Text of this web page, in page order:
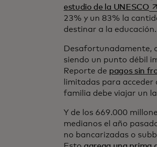
estudio de la UNESCO
23% y un 83% la
destinar a la educación.
Desafortunadamente,
siendo un punto débil
Reporte de pagos sin
limitadas para acceder
familia debe viajar un
Y de los 669.000
medianos el año
no bancarizadas o